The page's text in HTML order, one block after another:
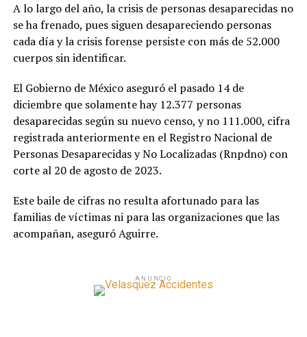
A lo largo del año, la crisis de personas desaparecidas no
se ha frenado, pues siguen desapareciendo personas
cada día y la crisis forense persiste con más de 52.000
cuerpos sin identificar.
El Gobierno de México aseguró el pasado 14 de
diciembre que solamente hay 12.377 personas
desaparecidas según su nuevo censo, y no 111.000, cifra
registrada anteriormente en el Registro Nacional de
Personas Desaparecidas y No Localizadas (Rnpdno) con
corte al 20 de agosto de 2023.
Este baile de cifras no resulta afortunado para las
familias de víctimas ni para las organizaciones que las
acompañan, aseguró Aguirre.
ANUNCIO